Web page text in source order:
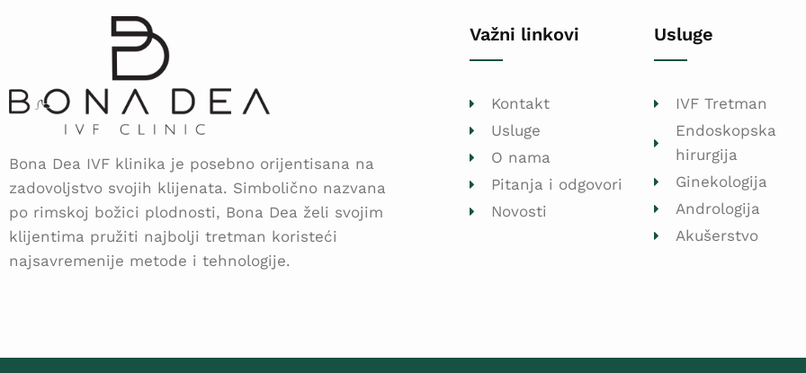
Bona Dea IVF klinika je posebno orijentisana na
zadovoljstvo svojih klijenata. Simbolično nazvana
po rimskoj božici plodnosti, Bona Dea želi svojim
klijentima pružiti najbolji tretman koristeći
najsavremenije metode i tehnologije.
Važni linkovi
Kontakt
Usluge
O nama
Pitanja i odgovori
Novosti
Usluge
IVF Tretman
Endoskopska
hirurgija
Ginekologija
Andrologija
Akušerstvo